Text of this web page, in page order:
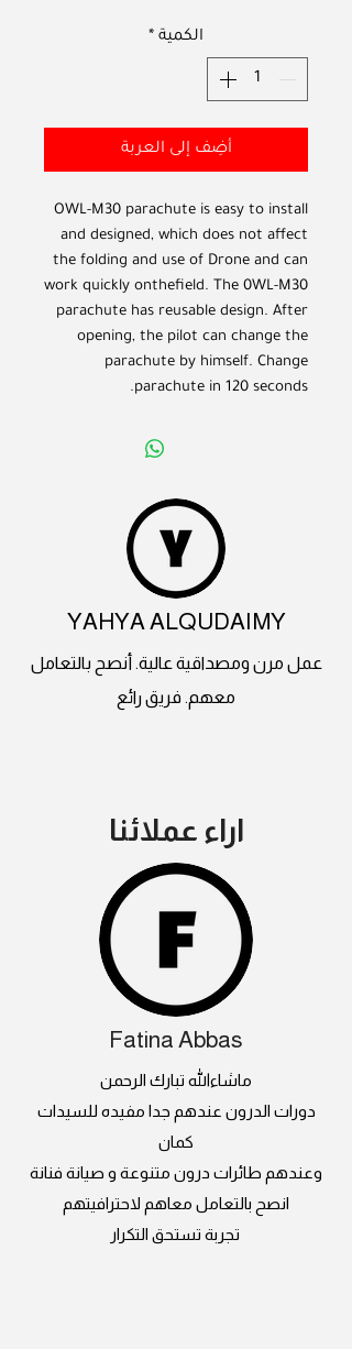
الكمية *
أضِف إلى العربة
OWL-M30 parachute is easy to install
and designed, which does not affect
the folding and use of Drone and can
work quickly onthefield. The 0WL-M30
parachute has reusable design. After
opening, the pilot can change the
parachute by himself. Change
parachute in 120 seconds.
YAHYA ALQUDAIMY
عمل مرن ومصداقية عالية. أنصح بالتعامل
معهم. فريق رائع
اراء عملائنا
Fatina Abbas
ماشاءالله تبارك الرحمن
دورات الدرون عندهم جدا مفيده للسيدات
كمان
وعندهم طائرات درون متنوعة و صيانة فنانة
انصح بالتعامل معاهم لاحترافيتهم